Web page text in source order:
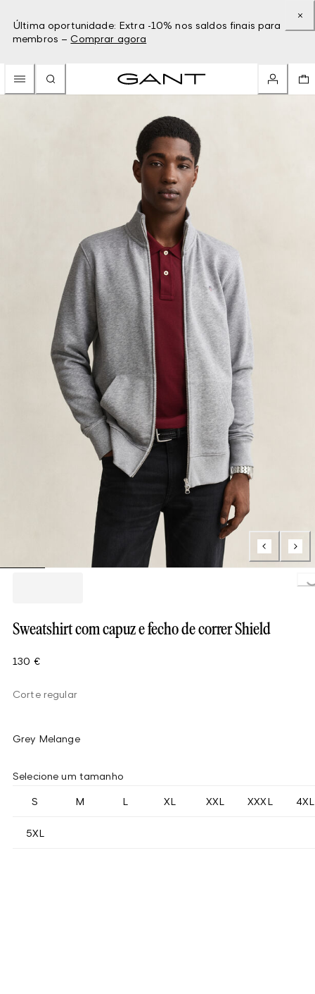
Última oportunidade: Extra -10% nos saldos finais para
membros – Comprar agora
Sweatshirt com capuz e fecho de correr Shield
130 €
Corte regular
Grey Melange
Selecione um tamanho
S M L XL XXL XXXL 4XL
5XL